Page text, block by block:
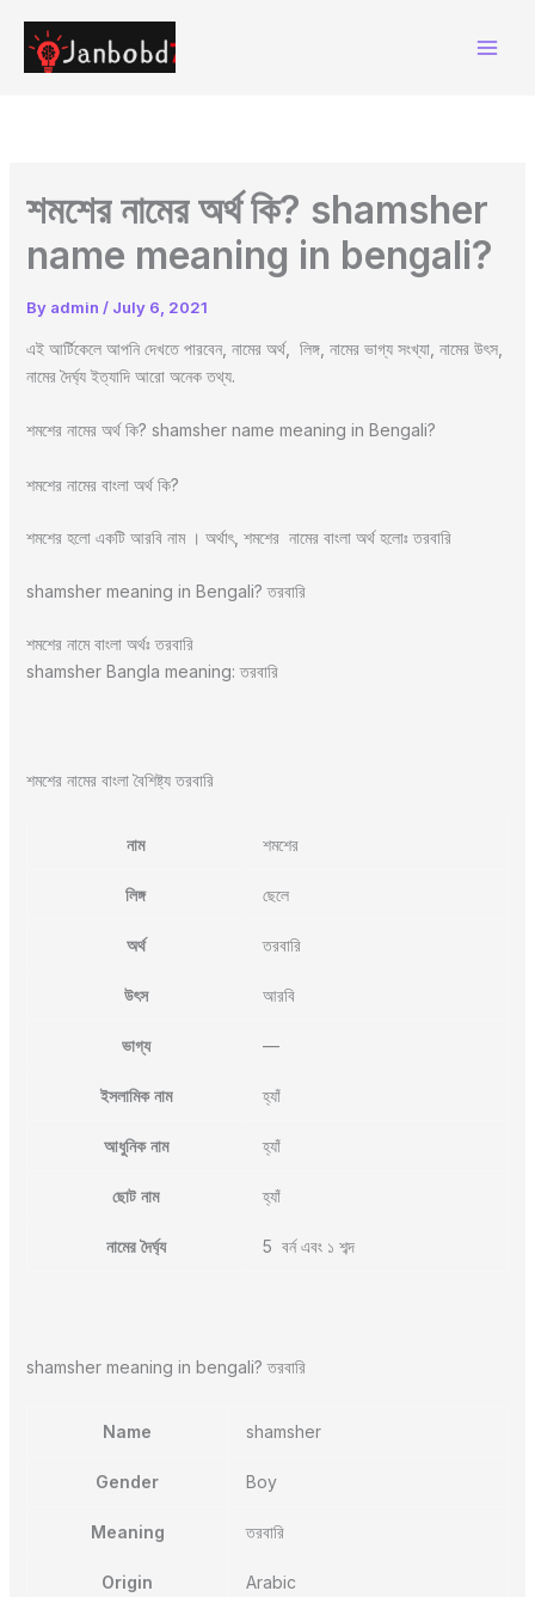
content
শমশের নামের অর্থ কি? shamsher
name meaning in bengali?
By admin / July 6, 2021
এই আর্টিকেলে আপনি দেখতে পারবেন, নামের অর্থ, লিঙ্গ, নামের ভাগ্য সংখ্যা, নামের উৎস,
নামের দৈর্ঘ্য ইত্যাদি আরো অনেক তথ্য.
শমশের নামের অর্থ কি? shamsher name meaning in Bengali?
শমশের নামের বাংলা অর্থ কি?
শমশের হলো একটি আরবি নাম । অর্থাৎ, শমশের নামের বাংলা অর্থ হলোঃ তরবারি
shamsher meaning in Bengali? তরবারি
শমশের নামে বাংলা অর্থঃ তরবারি
shamsher Bangla meaning: তরবারি
শমশের নামের বাংলা বৈশিষ্ট্য তরবারি
নাম শমশের
লিঙ্গ ছেলে
অর্থ তরবারি
উৎস আরবি
ভাগ্য —
ইসলামিক নাম হ্যাঁ
আধুনিক নাম হ্যাঁ
ছোট নাম হ্যাঁ
নামের দৈর্ঘ্য 5 বর্ন এবং ১ শব্দ
shamsher meaning in bengali? তরবারি
Name shamsher
Gender Boy
Meaning তরবারি
Origin Arabic